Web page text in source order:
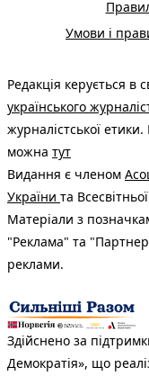
Умови і
Редакція керується в
українського
журналістської
можна тут
Видання є членом
України та
Матеріали з
"Реклама" та
реклами.
Здійснено за
Демократія», що